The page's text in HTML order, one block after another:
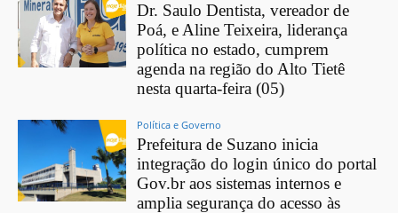
Dr. Saulo Dentista, vereador de
Poá, e Aline Teixeira, liderança
política no estado, cumprem
agenda na região do Alto Tietê
nesta quarta-feira (05)
Política e Governo
Prefeitura de Suzano inicia
integração do login único do portal
Gov.br aos sistemas internos e
amplia segurança do acesso às